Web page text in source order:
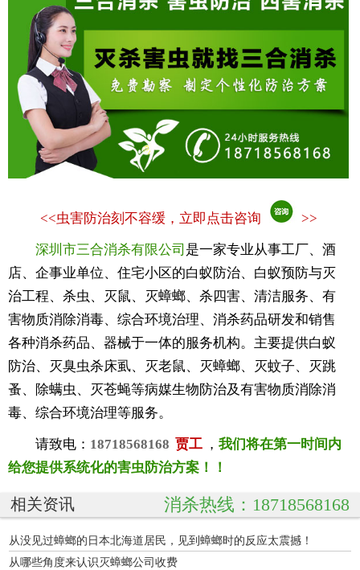
<<虫害防治刻不容缓，立即点击咨询 >>
深圳市三合消杀有限公司 是一家专业从事工厂、酒
店、企事业单位、住宅小区的白蚁防治、白蚁预防与灭
治工程、杀虫、灭鼠、灭蟑螂、杀四害、清洁服务、有
害物质消除消毒、综合环境治理、消杀药品研发和销售
各种消杀药品、器械于一体的服务机构。主要提供白蚁
防治、灭臭虫杀床虱、灭老鼠、灭蟑螂、灭蚊子、灭跳
蚤、除螨虫、灭苍蝇等病媒生物防治及有害物质消除消
毒、综合环境治理等服务。
请致电： 18718568168 贾工 ， 我们将在第一时间内
给您提供系统化的害虫防治方案！！
相关资讯 消杀热线：18718568168
从没见过蟑螂的日本北海道居民，见到蟑螂时的反应太震撼！
从哪些角度来认识灭蟑螂公司收费